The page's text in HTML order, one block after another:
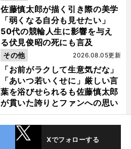
佐藤慎太郎が描く引き際の美学
「弱くなる自分も見せたい」
50代の競輪人生に影響を与え
る伏見俊昭の死にも言及
「お前がラクして生意気だな」
「あいつ若いくせに」厳しい言
葉を浴びせられるも佐藤慎太郎
が貫いた誇りとファンへの思い
2026.08.05更新
その他
Xでフォローする